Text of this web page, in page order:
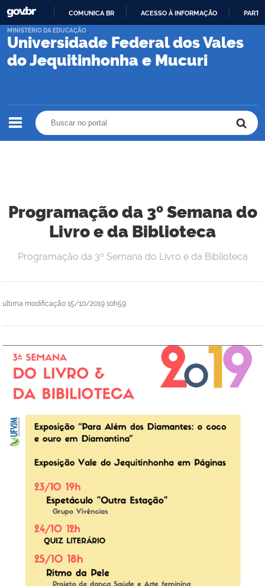
PARA
CONTEÚDO
COMUNICA BR ACESSO À INFORMAÇÃO
Universidade Federal dos Vales
do Jequitinhonha e Mucuri
MINISTÉRIO DA EDUCAÇÃO
Programação da 3º Semana do
Livro e da Biblioteca
última modificação 15/10/2019 10h59
Programação da 3º Semana do Livro e da Biblioteca